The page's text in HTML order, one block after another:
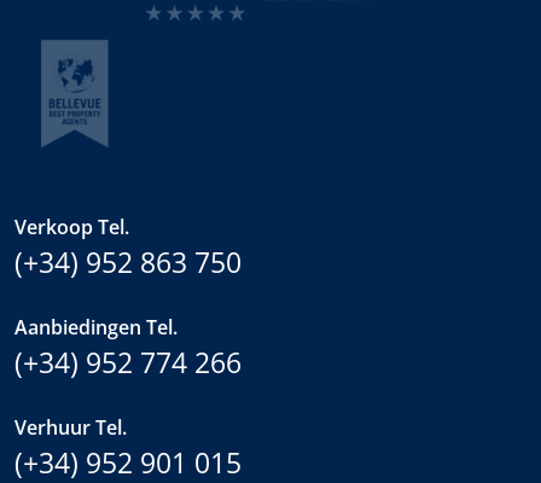
Verkoop Tel.
(+34) 952 863 750
Aanbiedingen Tel.
(+34) 952 774 266
Verhuur Tel.
(+34) 952 901 015